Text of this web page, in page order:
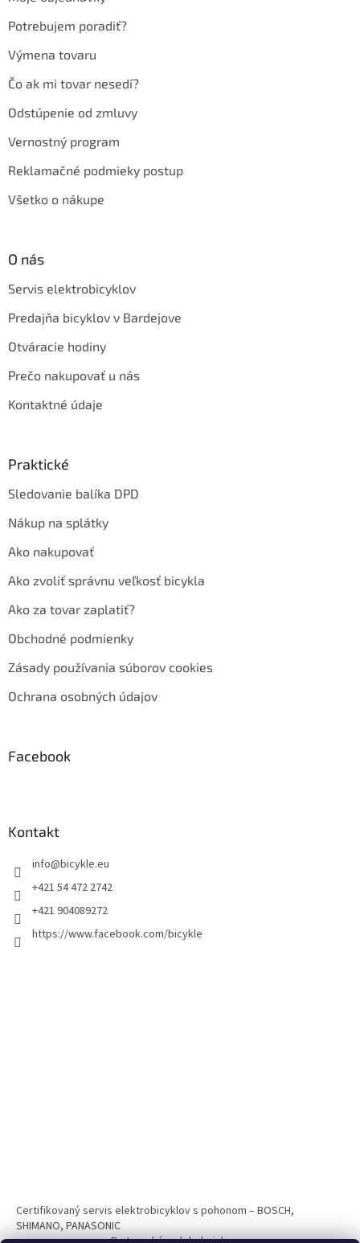
Potrebujem poradiť?
Výmena tovaru
Čo ak mi tovar nesedí?
Odstúpenie od zmluvy
Vernostný program
Reklamačné podmieky postup
Všetko o nákupe
O nás
Servis elektrobicyklov
Predajňa bicyklov v Bardejove
Otváracie hodiny
Prečo nakupovať u nás
Kontaktné údaje
Praktické
Sledovanie balíka DPD
Nákup na splátky
Ako nakupovať
Ako zvoliť správnu veľkosť bicykla
Ako za tovar zaplatiť?
Obchodné podmienky
Zásady používania súborov cookies
Ochrana osobných údajov
Facebook
Kontakt
info@bicykle.eu
+421 54 472 2742
+421 904089272
https://www.facebook.com/bicykle
Certifikovaný servis elektrobicyklov s pohonom – BOSCH,
SHIMANO, PANASONIC